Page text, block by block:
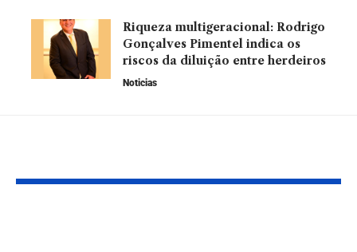
Riqueza multigeracional: Rodrigo
Gonçalves Pimentel indica os
riscos da diluição entre herdeiros
Noticias